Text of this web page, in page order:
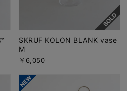
SKRUF KOLON BLANK vase
M
￥6,050